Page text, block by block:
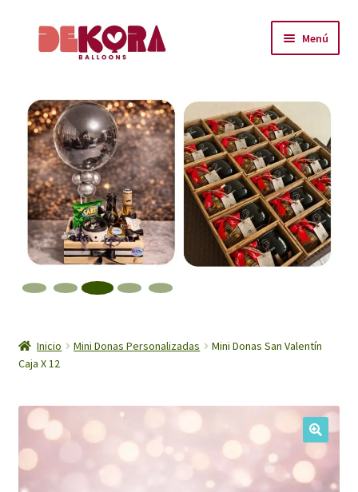
Menú
About
Carrito
Checkout
Contáctanos
Encuéntranos
Inicio Mini Donas Personalizadas
Mini Donas San Valentín
Caja X 12